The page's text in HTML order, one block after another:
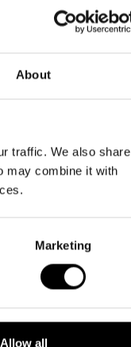
About
traffic. We also share
may combine it with
Marketing
Allow all